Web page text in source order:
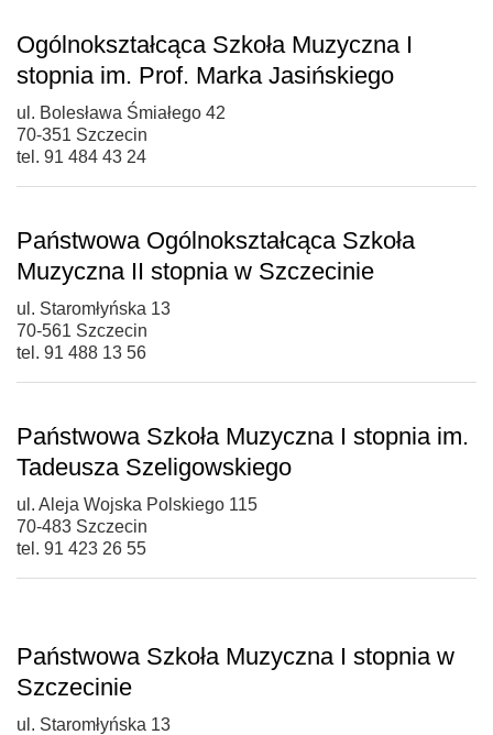
Ogólnokształcąca Szkoła Muzyczna I
stopnia im. Prof. Marka Jasińskiego
ul. Bolesława Śmiałego 42
70-351 Szczecin
tel. 91 484 43 24
Państwowa Ogólnokształcąca Szkoła
Muzyczna II stopnia w Szczecinie
ul. Staromłyńska 13
70-561 Szczecin
tel. 91 488 13 56
Państwowa Szkoła Muzyczna I stopnia im.
Tadeusza Szeligowskiego
ul. Aleja Wojska Polskiego 115
70-483 Szczecin
tel. 91 423 26 55
Państwowa Szkoła Muzyczna I stopnia w
Szczecinie
ul. Staromłyńska 13